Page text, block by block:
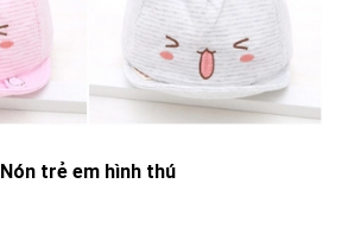
Nón trẻ em hình thú